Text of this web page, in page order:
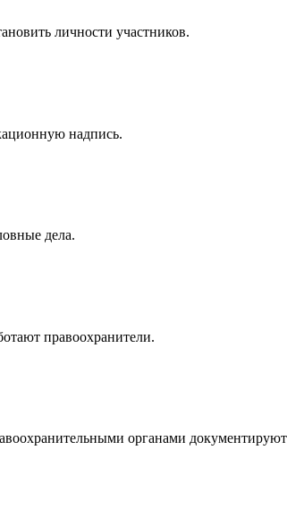
личности участников.
надпись.
дела.
правоохранители.
органами документируют